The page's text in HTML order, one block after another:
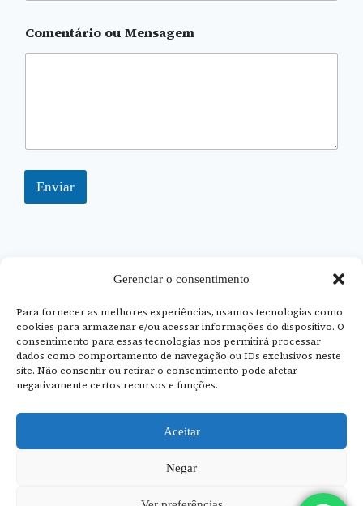
Gerenciar o consentimento
Para fornecer as melhores experiências, usamos tecnologias como
cookies para armazenar e/ou acessar informações do dispositivo. O
consentimento para essas tecnologias nos permitirá processar
dados como comportamento de navegação ou IDs exclusivos neste
site. Não consentir ou retirar o consentimento pode afetar
negativamente certos recursos e funções.
Aceitar
Negar
Comentário ou Mensagem
Enviar